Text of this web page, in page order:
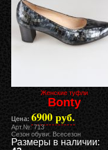
Женские туфли
Bonty
Цена: 6900 руб.
Арт.№: 713
Сезон обуви: Всесезон
Размеры в наличии: